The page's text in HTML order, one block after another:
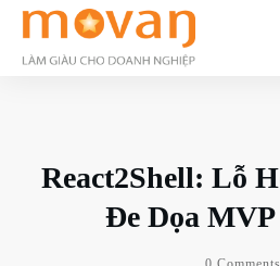
React2Shell: Lỗ
Đe Dọa